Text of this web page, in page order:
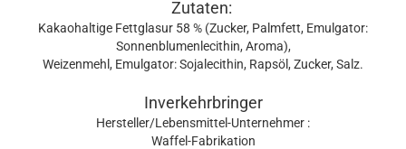
Zutaten:
Kakaohaltige Fettglasur 58 % (Zucker, Palmfett, Emulgator:
Sonnenblumenlecithin, Aroma),
Weizenmehl, Emulgator: Sojalecithin, Rapsöl, Zucker, Salz.
Inverkehrbringer
Hersteller/Lebensmittel-Unternehmer :
Waffel-Fabrikation